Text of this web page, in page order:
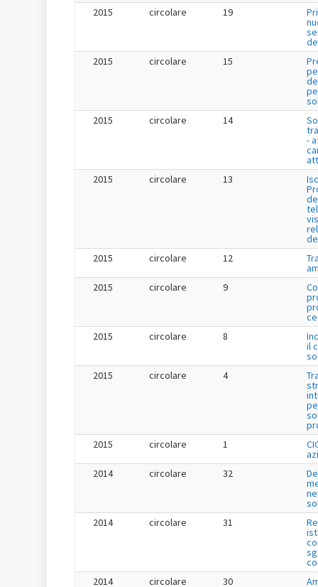
2015
circolare 19
2015
circolare 15
2015
circolare 14
-
2015
circolare 13
2015
circolare 12
2015
circolare 9
2015
circolare 8
il
2015
circolare 4
2015
circolare 1
2014
circolare 32
2014
circolare 31
2014
circolare 30